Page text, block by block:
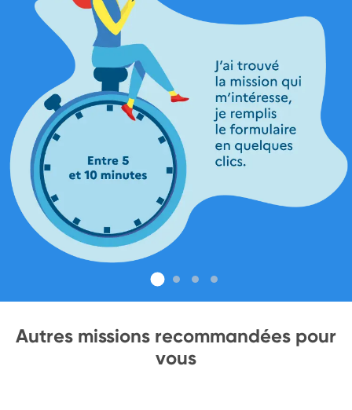
Autres missions recommandées pour
vous